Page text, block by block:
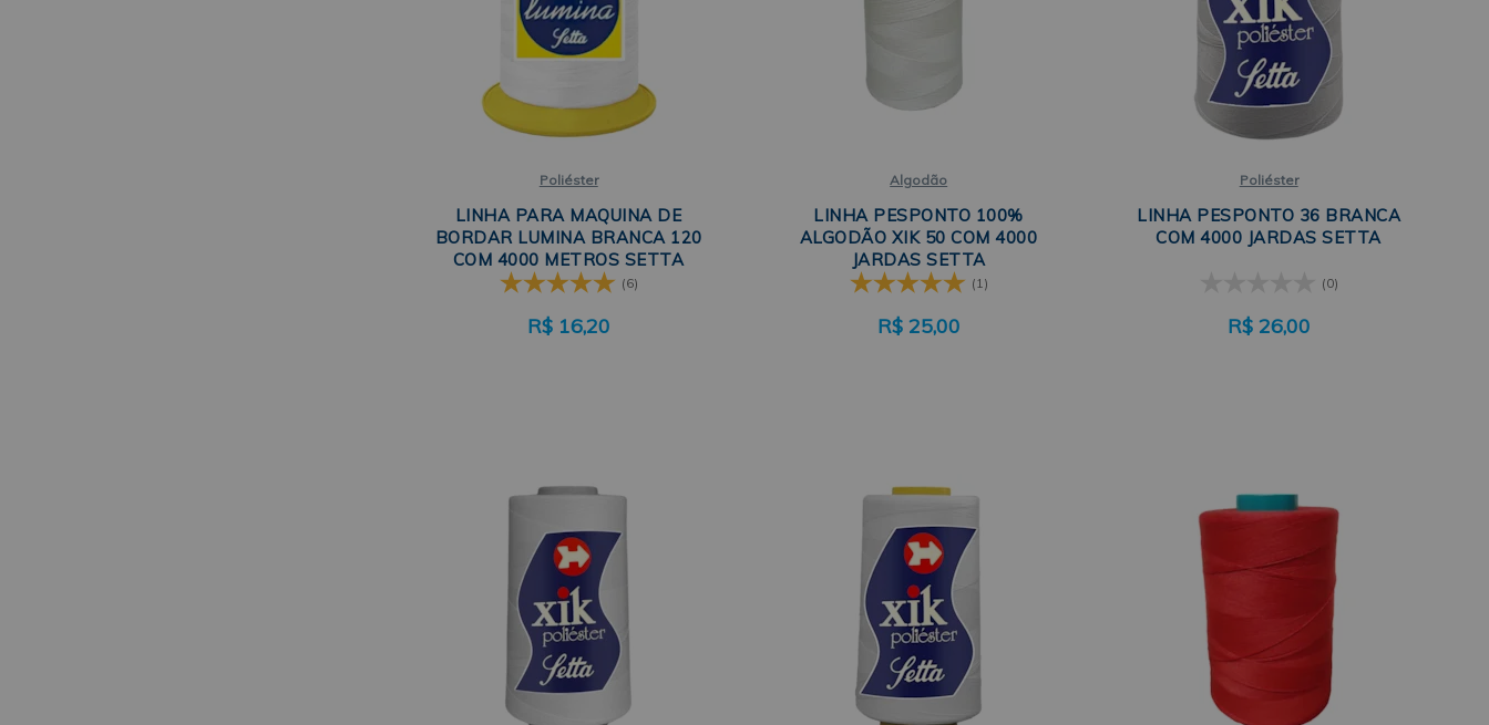
Poliéster
LINHA PARA MAQUINA DE
BORDAR LUMINA BRANCA 120
COM 4000 METROS SETTA
(6)
R$ 16,20
Algodão
LINHA PESPONTO 100%
ALGODÃO XIK 50 COM 4000
JARDAS SETTA
(1)
R$ 25,00
Poliéster
LINHA PESPONTO 36 BRANCA
COM 4000 JARDAS SETTA
(0)
R$ 26,00